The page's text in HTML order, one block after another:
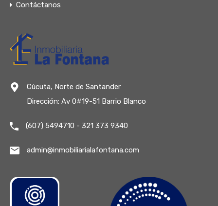
Contáctanos
Cúcuta, Norte de Santander
Dirección: Av 0#19-51 Barrio Blanco
(607) 5494710 - 321 373 9340
admin@inmobiliarialafontana.com